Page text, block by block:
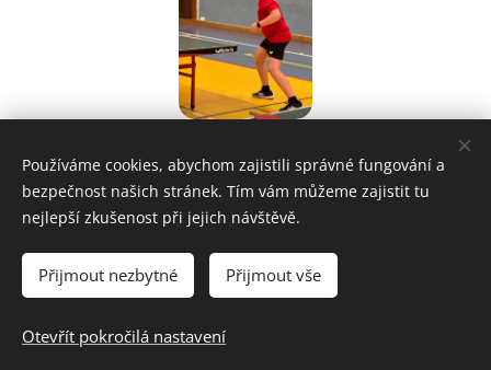
Share
Všechna práva vyhrazena • Krajský svaz stolního tenisu Vysočina
Ochrana osobních údajů
Používáme cookies, abychom zajistili správné fungování a
bezpečnost našich stránek. Tím vám můžeme zajistit tu
nejlepší zkušenost při jejich návštěvě.
Přijmout nezbytné Přijmout vše
Otevřít pokročilá nastavení